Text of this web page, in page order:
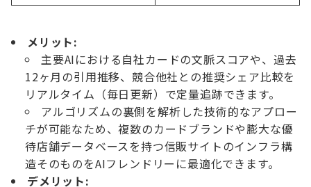
メリット:
主要AIにおける自社カードの文脈スコアや、過去
12ヶ月の引用推移、競合他社との推奨シェア比較を
リアルタイム（毎日更新）で定量追跡できます。
アルゴリズムの裏側を解析した技術的なアプロー
チが可能なため、複数のカードブランドや膨大な優
待店舗データベースを持つ信販サイトのインフラ構
造そのものをAIフレンドリーに最適化できます。
デメリット: